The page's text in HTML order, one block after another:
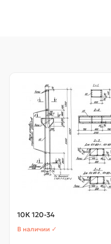
10К 120-34
В наличии ✓